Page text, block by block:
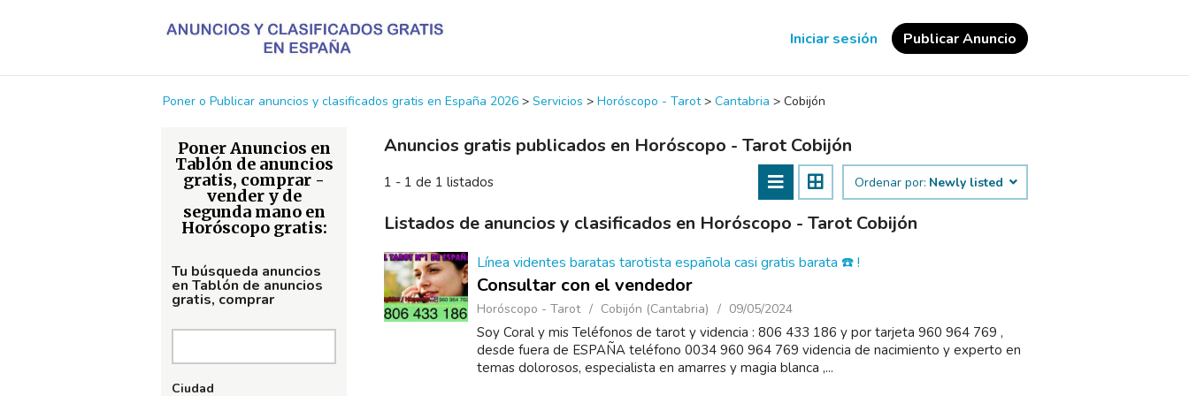
Iniciar sesión Publicar Anuncio
Poner o Publicar anuncios y clasificados gratis en España 2026 > Servicios > Horóscopo - Tarot > Cantabria > Cobijón
Poner Anuncios en
Tablón de anuncios
gratis, comprar -
vender y de
segunda mano en
Horóscopo gratis:
Tu búsqueda anuncios
en Tablón de anuncios
gratis, comprar
Ciudad
Anuncios gratis publicados en Horóscopo - Tarot Cobijón
1 - 1 de 1 listados Ordenar por: Newly listed
Listados de anuncios y clasificados en Horóscopo - Tarot Cobijón
Línea videntes baratas tarotista española casi gratis barata ☎️ !
Consultar con el vendedor
Horóscopo - Tarot Cobijón (Cantabria) 09/05/2024
Soy Coral y mis Teléfonos de tarot y videncia : 806 433 186 y por tarjeta 960 964 769 ,
desde fuera de ESPAÑA teléfono 0034 960 964 769 videncia de nacimiento y experto en
temas dolorosos, especialista en amarres y magia blanca ,...